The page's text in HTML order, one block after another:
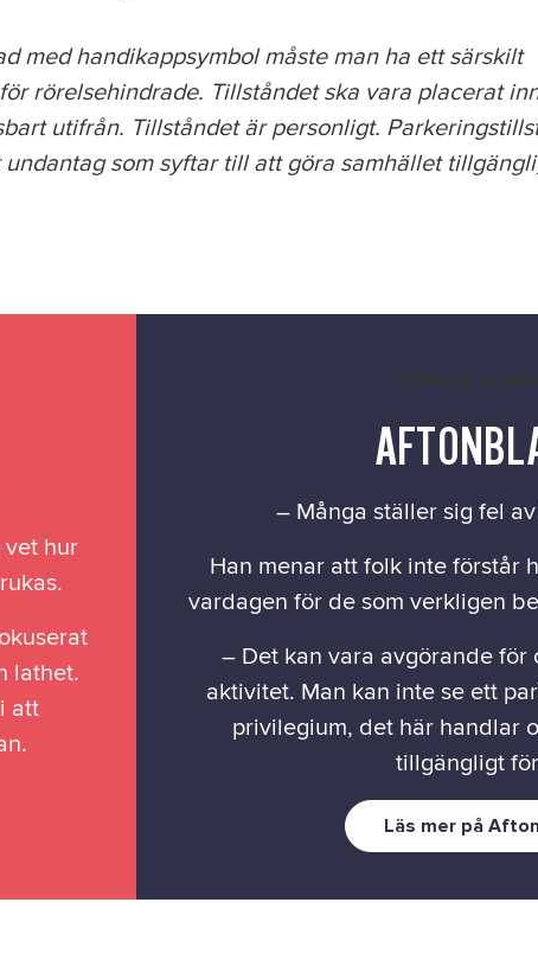
med handikappsymbol måste man ha ett särskilt
rörelsehindrade. Tillståndet ska vara placerat
utifrån. Tillståndet är personligt.
som syftar till att göra samhället
hur
lathet.
att
– Många ställer sig fel
Han menar att folk inte förstår
vardagen för de som verkligen
– Det kan vara avgörande för
aktivitet. Man kan inte se ett
privilegium, det här handlar
tillgängligt
Läs mer på